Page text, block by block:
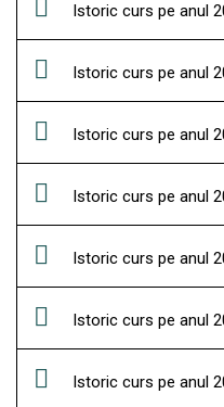
Istoric curs pe anul
Istoric curs pe anul
Istoric curs pe anul
Istoric curs pe anul
Istoric curs pe anul
Istoric curs pe anul
Istoric curs pe anul